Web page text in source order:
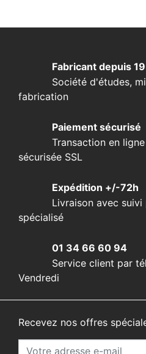
Fabricant depuis
Société d'études,
fabrication
Paiement sécurisé
Transaction en
sécurisée SSL
Expédition +/-72h
Livraison avec
spécialisé
01 34 66 60 94
Service client par
Vendredi
Recevez nos offres